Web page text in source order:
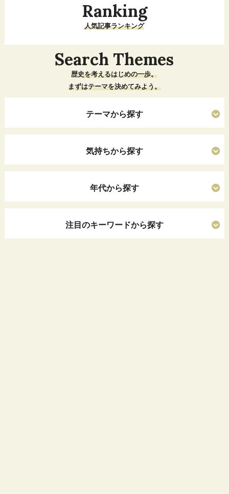
Ranking
人気記事ランキング
Search Themes
歴史を考えるはじめの一歩。
まずはテーマを決めてみよう。
テーマから探す
気持ちから探す
年代から探す
注目のキーワードから探す